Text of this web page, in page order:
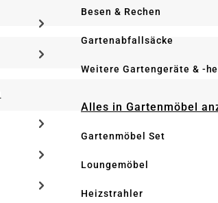
Besen & Rechen
Gartenabfallsäcke
Weitere Gartengeräte & -
Alles in Gartenmöbel
Gartenmöbel Set
Loungemöbel
Heizstrahler